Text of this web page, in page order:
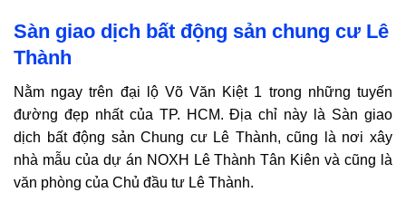
Sàn giao dịch bất động sản chung cư Lê
Thành
Nằm ngay trên đại lộ Võ Văn Kiệt 1 trong những tuyến
đường đẹp nhất của TP. HCM. Địa chỉ này là Sàn giao
dịch bất động sản Chung cư Lê Thành, cũng là nơi xây
nhà mẫu của dự án NOXH Lê Thành Tân Kiên và cũng là
văn phòng của Chủ đầu tư Lê Thành.